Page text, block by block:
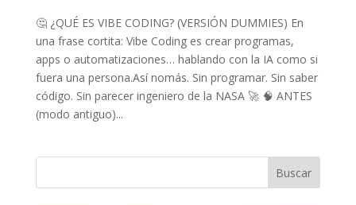
🤔 ¿QUÉ ES VIBE CODING? (VERSIÓN DUMMIES) En
una frase cortita: Vibe Coding es crear programas,
apps o automatizaciones… hablando con la IA como si
fuera una persona.Así nomás. Sin programar. Sin saber
código. Sin parecer ingeniero de la NASA 🚀 🧠 ANTES
(modo antiguo)...
Buscar